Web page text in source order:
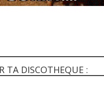
TA DISCOTHEQUE :